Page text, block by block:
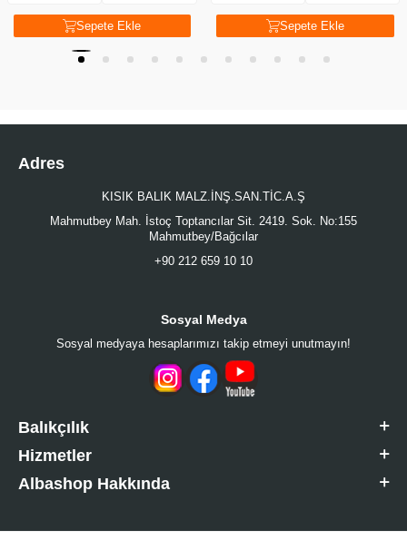
Sepete Ekle Sepete Ekle
Adres
KISIK BALIK MALZ.İNŞ.SAN.TİC.A.Ş
Mahmutbey Mah. İstoç Toptancılar Sit. 2419. Sok. No:155
Mahmutbey/Bağcılar
+90 212 659 10 10
Sosyal Medya
Sosyal medyaya hesaplarımızı takip etmeyi unutmayın!
Balıkçılık
Hizmetler
Albashop Hakkında